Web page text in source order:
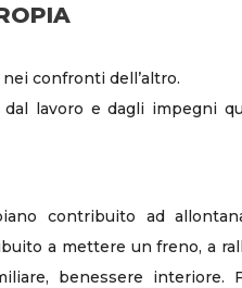
confronti dell’altro.
lavoro e dagli impegni
contribuito ad
a mettere un freno, a
benessere interiore.